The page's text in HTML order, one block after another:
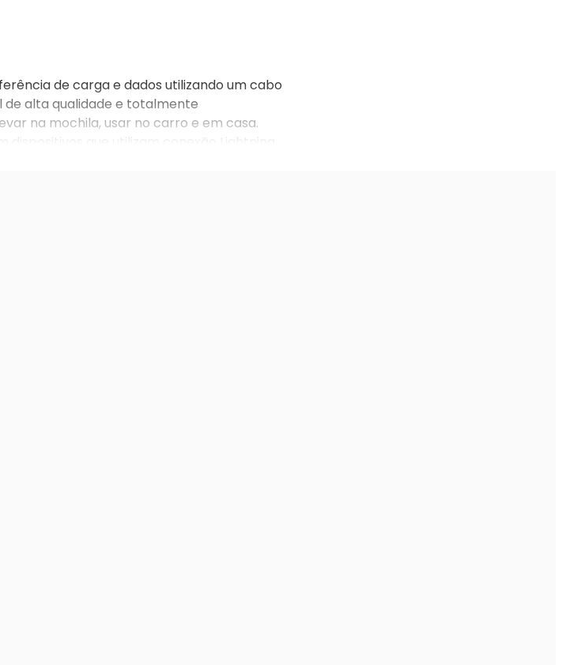
de carga e dados utilizando um cabo
alta qualidade e totalmente
na mochila, usar no carro e em casa.
que utilizam conexão Lightning